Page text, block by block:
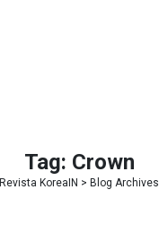
Tag: Crown
Revista KoreaIN > Blog Archives